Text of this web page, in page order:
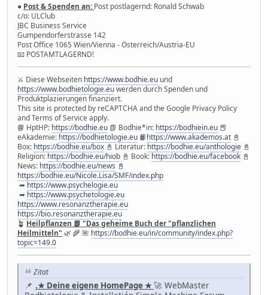
● Post & Spenden an: Post postlagernd: Ronald Schwab
c/o: ULClub
JBC Business Service
Gumpendorferstrasse 142
Post Office 1065 Wien/Vienna - Österreich/Austria-EU
📧 POSTAMTLAGERND!
⚔ Diese Webseiten https://www.bodhie.eu und
https://www.bodhietologie.euwerden durch Spenden und
Produktplazierungen finanziert.
This site is protected by reCAPTCHA and the Google Privacy Policy
and Terms of Service apply.
📘 HptHP: https://bodhie.eu 📗 Bodhie*in: https://bodhiein.eu 📕
eAkademie: https://bodhietologie.eu 📙https://www.akademos.at 📓
Box: https://bodhie.eu/box 📓 Literatur: https://bodhie.eu/anthologie 📓
Religion: https://bodhie.eu/hiob 📓 Book: https://bodhie.eu/facebook 📓
News: https://bodhie.eu/news 📓
https://bodhie.eu/Nicole.Lisa/SMF/index.php
➦ https://www.psychelogie.eu
➦ https://www.psychetologie.eu
https://www.resonanztherapie.eu
https://bio.resonanztherapie.eu
🪴 Heilpflanzen 📗 "Das geheime Buch der "pflanzlichen
Heilmitteln" 🌿 🌾 🌺 https://bodhie.eu/in/community/index.php?
topic=149.0
Zitat
📌 .★ Deine eigene HomePage ★🚀 WebMaster